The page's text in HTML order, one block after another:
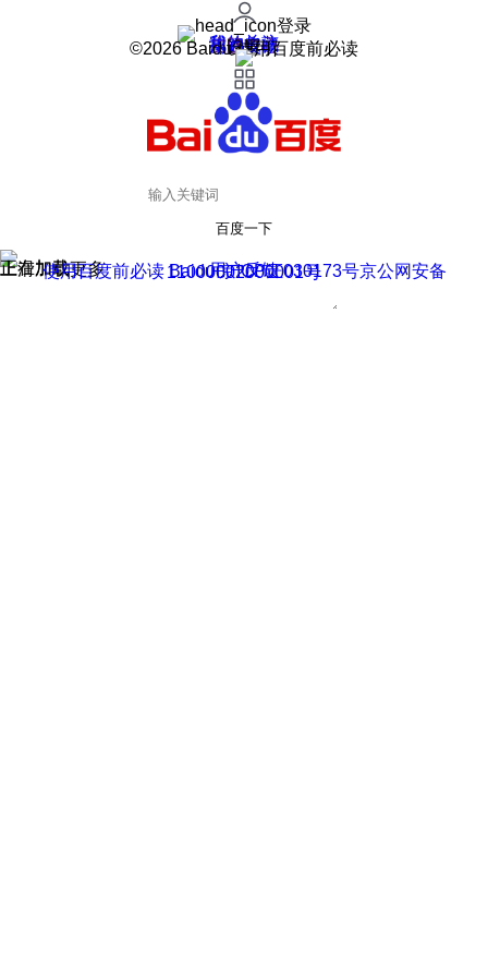
登录
我的关注
我的收藏
皮肤中心
用户反馈
设置
©2026 Baidu 使用百度前必读
百度一下
正在加载
上滑加载更多 用户反馈
使用百度前必读 Baidu 京ICP证030173号
京公网安备11000002000001号